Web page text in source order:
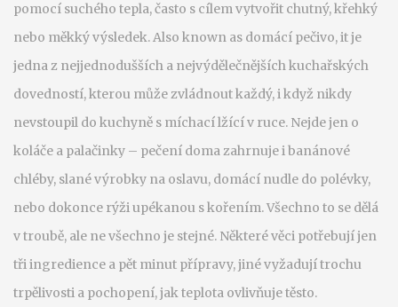
pomocí suchého tepla, často s cílem vytvořit chutný, křehký
nebo měkký výsledek. Also known as domácí pečivo, it je
jedna z nejjednodušších a nejvýdělečnějších kuchařských
dovedností, kterou může zvládnout každý, i když nikdy
nevstoupil do kuchyně s míchací lžící v ruce. Nejde jen o
koláče a palačinky – pečení doma zahrnuje i banánové
chléby, slané výrobky na oslavu, domácí nudle do polévky,
nebo dokonce rýži upékanou s kořením. Všechno to se dělá
v troubě, ale ne všechno je stejné. Některé věci potřebují jen
tři ingredience a pět minut přípravy, jiné vyžadují trochu
trpělivosti a pochopení, jak teplota ovlivňuje těsto.